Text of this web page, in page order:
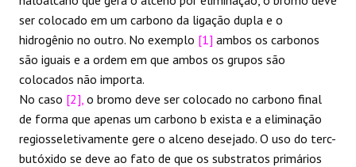
ser colocado em um carbono da ligação dupla e o
hidrogênio no outro. No exemplo [1] ambos os carbonos
são iguais e a ordem em que ambos os grupos são
colocados não importa.
No caso [2], o bromo deve ser colocado no carbono final
de forma que apenas um carbono b exista e a eliminação
regiosseletivamente gere o alceno desejado. O uso do terc-
butóxido se deve ao fato de que os substratos primários